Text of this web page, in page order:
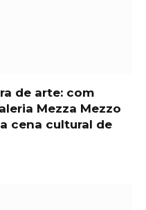
de arte: com
Mezza Mezzo
cena cultural de